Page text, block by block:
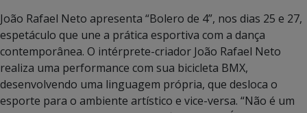
João Rafael Neto apresenta “Bolero de 4”, nos dias 25 e 27,
espetáculo que une a prática esportiva com a dança
contemporânea. O intérprete-criador João Rafael Neto
realiza uma performance com sua bicicleta BMX,
desenvolvendo uma linguagem própria, que desloca o
esporte para o ambiente artístico e vice-versa. “Não é um